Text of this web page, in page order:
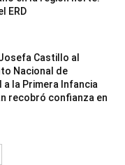
ERD
Castillo al
Nacional de
la Primera Infancia
recobró confianza en